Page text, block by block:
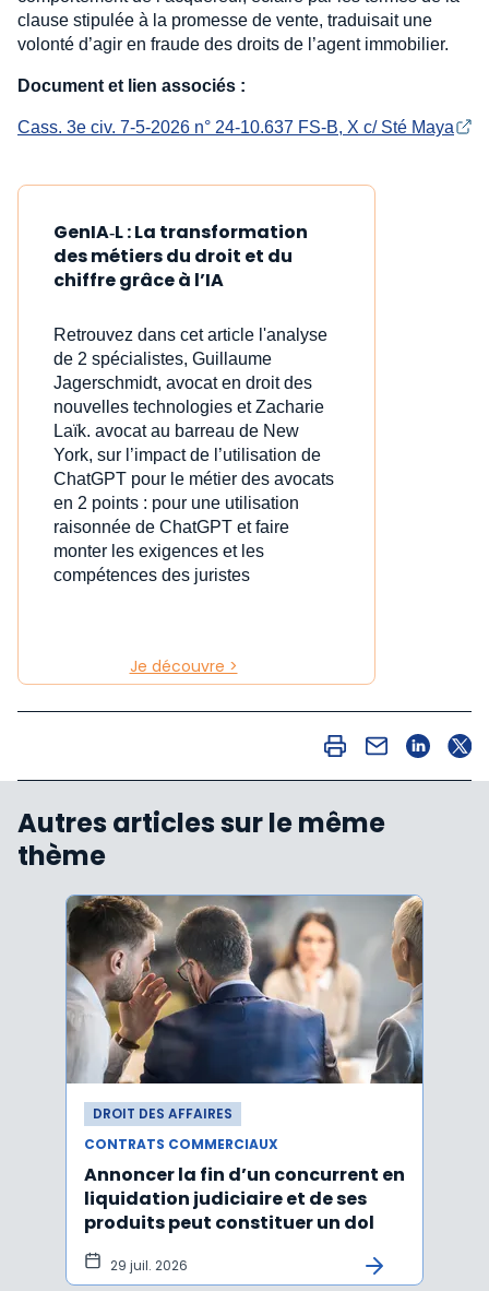
clause stipulée à la promesse de vente, traduisait une
volonté d’agir en fraude des droits de l’agent immobilier.
Document et lien associés :
Cass. 3e civ. 7-5-2026 n° 24-10.637 FS-B, X c/ Sté Maya
GenIA‑L : La transformation
des métiers du droit et du
chiffre grâce à l’IA
Retrouvez dans cet article l'analyse
de 2 spécialistes, Guillaume
Jagerschmidt, avocat en droit des
nouvelles technologies et Zacharie
Laïk. avocat au barreau de New
York, sur l’impact de l’utilisation de
ChatGPT pour le métier des avocats
en 2 points : pour une utilisation
raisonnée de ChatGPT et faire
monter les exigences et les
compétences des juristes
Je découvre >
Autres articles sur le même
thème
DROIT DES AFFAIRES
CONTRATS COMMERCIAUX
Annoncer la fin d’un concurrent en
liquidation judiciaire et de ses
produits peut constituer un dol
29 juil. 2026